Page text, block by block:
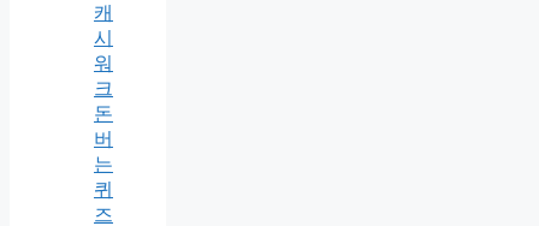
캐
시
워
크
돈
버
는
퀴
즈